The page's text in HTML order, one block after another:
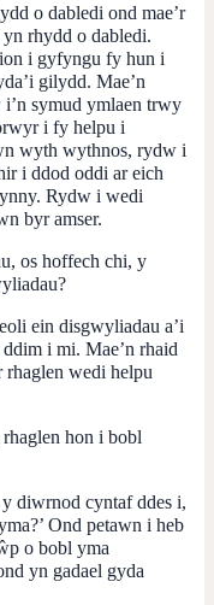
o dabledi ond mae’r
rhydd o dabledi.
i gyfyngu fy hun i
gilydd. Mae’n
symud ymlaen trwy
i fy helpu i
wyth wythnos, rydw i
i ddod oddi ar eich
Rydw i wedi
byr amser.
os hoffech chi, y
ein disgwyliadau a’i
i mi. Mae’n rhaid
rhaglen wedi helpu
hon i bobl
diwrnod cyntaf ddes i,
Ond petawn i heb
o bobl yma
yn gadael gyda